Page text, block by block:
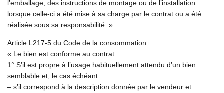
l’emballage, des instructions de montage ou de l’installation
lorsque celle-ci a été mise à sa charge par le contrat ou a été
réalisée sous sa responsabilité. »
Article L217-5 du Code de la consommation
« Le bien est conforme au contrat :
1° S’il est propre à l’usage habituellement attendu d’un bien
semblable et, le cas échéant :
– s’il correspond à la description donnée par le vendeur et